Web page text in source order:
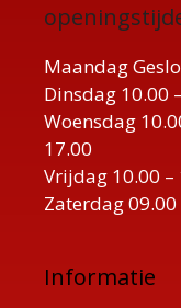
Maandag
Dinsdag 10.00
Woensdag
17.00
Vrijdag 10.00 –
Zaterdag 09.00
Informatie